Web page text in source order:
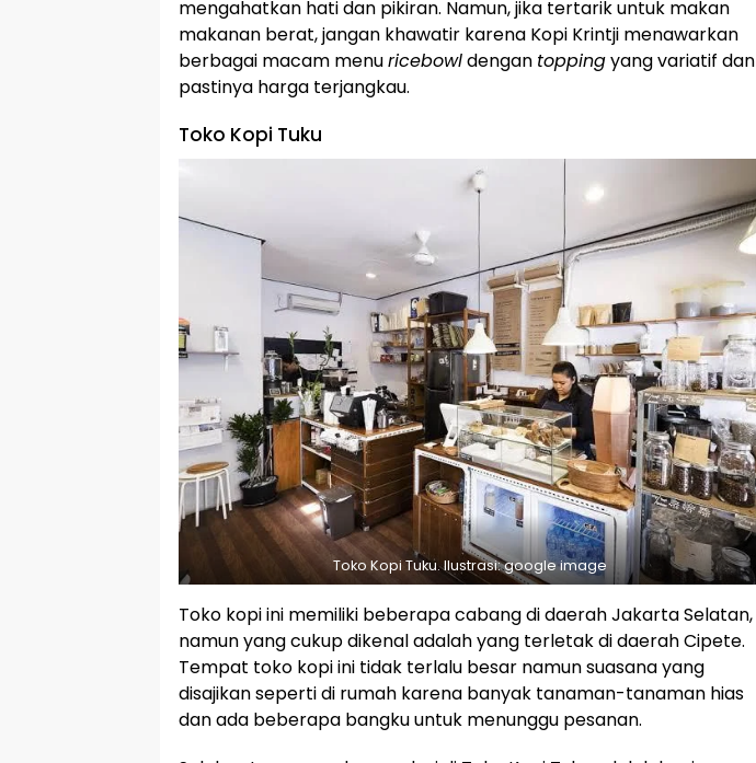
mengahatkan hati dan pikiran. Namun, jika tertarik untuk makan
makanan berat, jangan khawatir karena Kopi Krintji menawarkan
berbagai macam menuricebowldengan toppingyang variatif dan
pastinya harga terjangkau.
Toko Kopi Tuku
Toko Kopi Tuku. Ilustrasi: google image
Toko kopi ini memiliki beberapa cabang di daerah Jakarta Selatan,
namun yang cukup dikenal adalah yang terletak di daerah Cipete.
Tempat toko kopi ini tidak terlalu besar namun suasana yang
disajikan seperti di rumah karena banyak tanaman-tanaman hias
dan ada beberapa bangku untuk menunggu pesanan.